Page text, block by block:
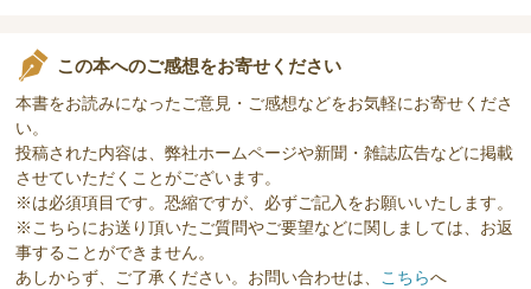
この本へのご感想をお寄せください
本書をお読みになったご意見・ご感想などをお気軽にお寄せくださ
い。
投稿された内容は、弊社ホームページや新聞・雑誌広告などに掲載
させていただくことがございます。
※は必須項目です。恐縮ですが、必ずご記入をお願いいたします。
※こちらにお送り頂いたご質問やご要望などに関しましては、お返
事することができません。
あしからず、ご了承ください。お問い合わせは、 こちらへ